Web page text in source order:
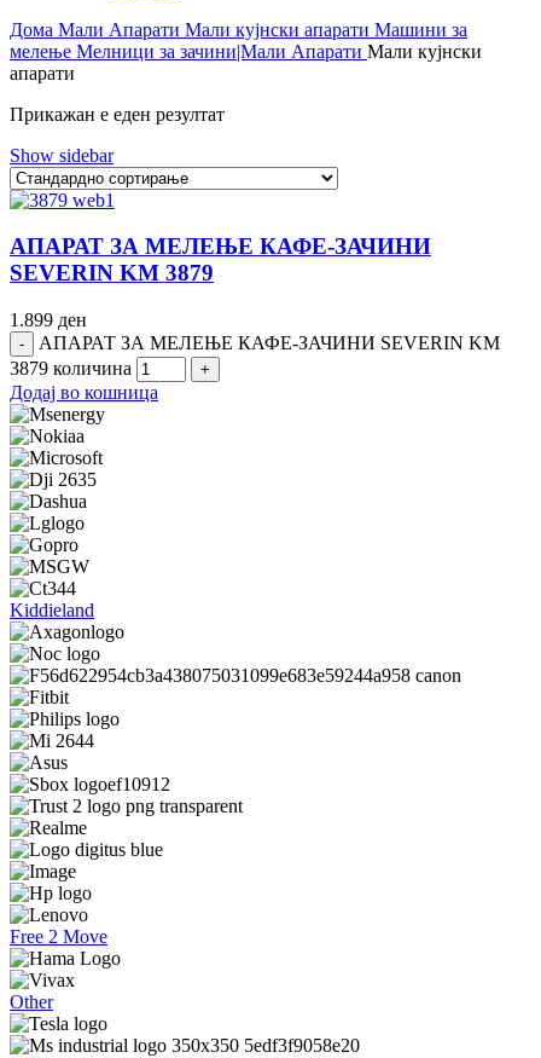
Дома Мали Апарати Мали кујнски апарати Машини за
мелење Мелници за зачини|Мали Апарати Мали кујнски
апарати
Прикажан е еден резултат
Show sidebar
АПАРАТ ЗА МЕЛЕЊЕ КАФЕ-ЗАЧИНИ
SEVERIN KM 3879
1.899 ден
АПАРАТ ЗА МЕЛЕЊЕ КАФЕ-ЗАЧИНИ SEVERIN KM
3879 количина
Додај во кошница
Kiddieland
Free 2 Move
Other